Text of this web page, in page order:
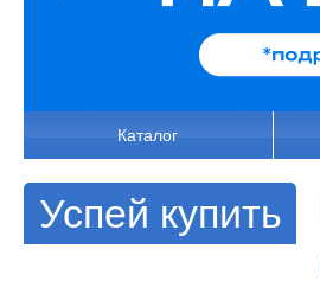
Каталог
Успей купить